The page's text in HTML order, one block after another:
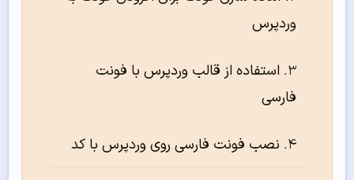
وردپرس
استفاده از قالب وردپرس با فونت
فارسی
نصب فونت فارسی روی وردپرس با کد